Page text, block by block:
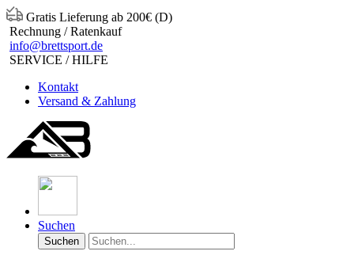
Gratis Lieferung ab 200€ (D)
Rechnung / Ratenkauf
info@brettsport.de
SERVICE / HILFE
Kontakt
Versand & Zahlung
Suchen
Suchen